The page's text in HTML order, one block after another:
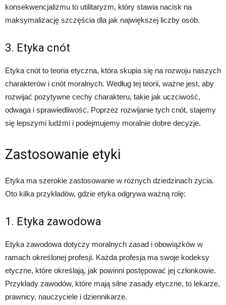
konsekwencjalizmu to utilitaryzm, który stawia nacisk na
maksymalizację szczęścia dla jak największej liczby osób.
3. Etyka cnót
Etyka cnót to teoria etyczna, która skupia się na rozwoju naszych
charakterów i cnót moralnych. Według tej teorii, ważne jest, aby
rozwijać pozytywne cechy charakteru, takie jak uczciwość,
odwaga i sprawiedliwość. Poprzez rozwijanie tych cnót, stajemy
się lepszymi ludźmi i podejmujemy moralnie dobre decyzje.
Zastosowanie etyki
Etyka ma szerokie zastosowanie w różnych dziedzinach życia.
Oto kilka przykładów, gdzie etyka odgrywa ważną rolę:
1. Etyka zawodowa
Etyka zawodowa dotyczy moralnych zasad i obowiązków w
ramach określonej profesji. Każda profesja ma swoje kodeksy
etyczne, które określają, jak powinni postępować jej członkowie.
Przykłady zawodów, które mają silne zasady etyczne, to lekarze,
prawnicy, nauczyciele i dziennikarze.